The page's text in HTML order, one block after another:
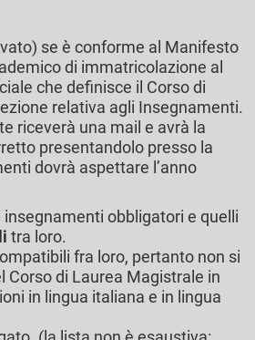
se è conforme al Manifesto
di immatricolazione al
che definisce il Corso di
relativa agli Insegnamenti.
riceverà una mail e avrà la
presentandolo presso la
dovrà aspettare l’anno
obbligatori e quelli
tra loro.
fra loro, pertanto non si
Corso di Laurea Magistrale in
in lingua italiana e in lingua